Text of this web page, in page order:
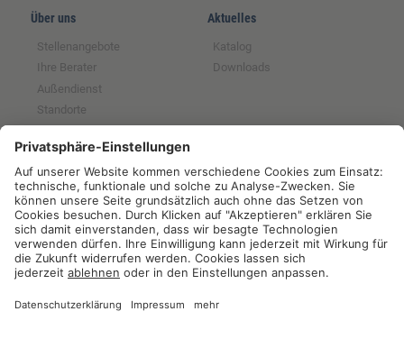
Über uns
Stellenangebote
Ihre Berater
Außendienst
Standorte
Aktuelles
Katalog
Downloads
Partnerschaften
Tochter der GFS SCE
Mitglied im BRS
Partner der RUW
Partner der Qnetics
Rechtliches
Impressum
Datenschutz
Widerrufsrecht
AGB
Batterieentsorgung